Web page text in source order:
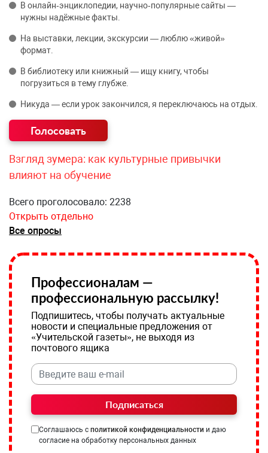
В онлайн‑энциклопедии, научно‑популярные сайты —
нужны надёжные факты.
На выставки, лекции, экскурсии — люблю «живой»
формат.
В библиотеку или книжный — ищу книгу, чтобы
погрузиться в тему глубже.
Никуда — если урок закончился, я переключаюсь на отдых.
Взгляд зумера: как культурные привычки
влияют на обучение
Всего проголосовало: 2238
Открыть отдельно
Все опросы
Профессионалам —
профессиональную рассылку!
Подпишитесь, чтобы получать актуальные
новости и специальные предложения от
«Учительской газеты», не выходя из
почтового ящика
Подписаться
Соглашаюсь с политикой конфиденциальности и даю
согласие на обработку персональных данных